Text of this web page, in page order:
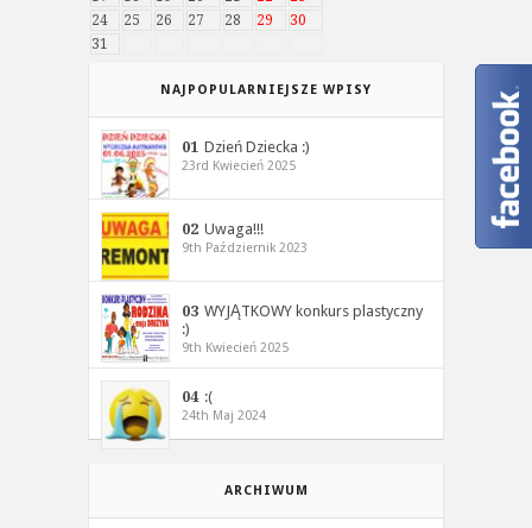
24
25 26 27 28 29
30
31
NAJPOPULARNIEJSZE WPISY
01 Dzień Dziecka :)
23rd Kwiecień 2025
02 Uwaga!!!
9th Październik 2023
03 WYJĄTKOWY konkurs plastyczny
:)
9th Kwiecień 2025
04 :(
24th Maj 2024
ARCHIWUM